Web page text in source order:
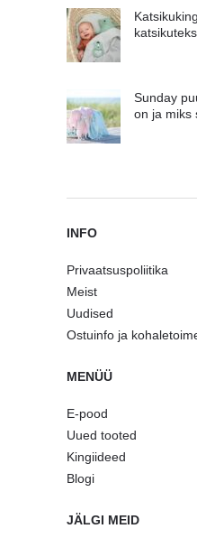
Sunday
on ja miks
INFO
Privaatsuspoliitika
Meist
Uudised
Ostuinfo ja
MENÜÜ
E-pood
Uued tooted
Kingiideed
Blogi
JÄLGI MEID